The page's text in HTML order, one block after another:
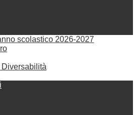
scolastico 2026-2027
Diversabilità